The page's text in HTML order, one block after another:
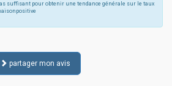
suffisant pour obtenir une tendance générale sur le taux
partager mon avis